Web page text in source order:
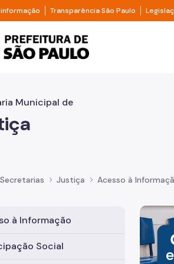
principalDivisor de acesso à informação
Transparência São Paulo Divisor
de São
Municipal de
Secretarias Justiça Acesso à
à Informação
Social